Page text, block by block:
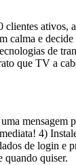
e
de
que TV a
4)
de login e
quando quiser.